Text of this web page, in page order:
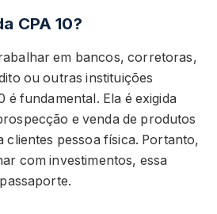
CPA 10?
em bancos, corretoras,
ou outras instituições
é fundamental. Ela é exigida
e venda de produtos
clientes pessoa física. Portanto,
com investimentos, essa